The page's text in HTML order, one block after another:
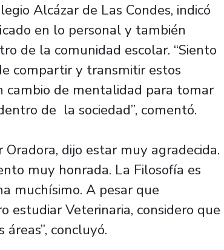
Alcázar de Las Condes, indicó
en lo personal y también
de la comunidad escolar. “Siento
compartir y transmitir estos
cambio de mentalidad para tomar
de la sociedad”, comentó.
dijo estar muy agradecida.
muy honrada. La Filosofía es
muchísimo. A pesar que
estudiar Veterinaria, considero que
concluyó.